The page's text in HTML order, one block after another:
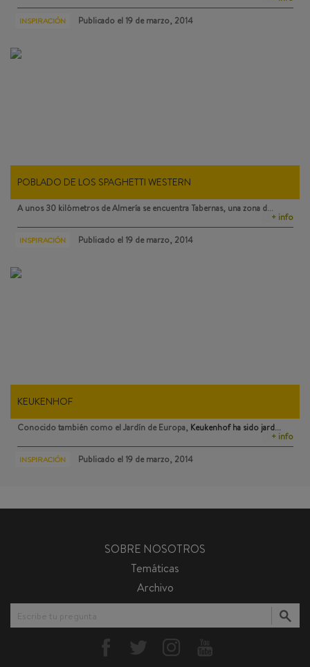
INSPIRACIÓN Publicado el 19 de marzo, 2014
POBLADO DE LOS SPAGHETTI WESTERN
A unos 30 kilómetros de Almería se encuentra Tabernas, una zona d…
+ info
INSPIRACIÓN Publicado el 19 de marzo, 2014
KEUKENHOF
Conocido también como el Jardín de Europa, Keukenhofha sido jard…
+ info
INSPIRACIÓN Publicado el 19 de marzo, 2014
SOBRE NOSOTROS
Temáticas
Archivo
Escribe tu pregunta